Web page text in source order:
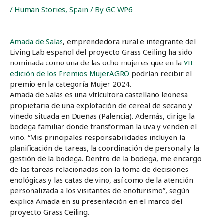
/ Human Stories, Spain / By GC WP6
Amada de Salas, emprendedora rural e integrante del
Living Lab español del proyecto Grass Ceiling ha sido
nominada como una de las ocho mujeres que en la VII
edición de los Premios MujerAGRO podrían recibir el
premio en la categoría Mujer 2024.
Amada de Salas es una viticultora castellano leonesa
propietaria de una explotación de cereal de secano y
viñedo situada en Dueñas (Palencia). Además, dirige la
bodega familiar donde transforman la uva y venden el
vino. “Mis principales responsabilidades incluyen la
planificación de tareas, la coordinación de personal y la
gestión de la bodega. Dentro de la bodega, me encargo
de las tareas relacionadas con la toma de decisiones
enológicas y las catas de vino, así como de la atención
personalizada a los visitantes de enoturismo”, según
explica Amada en su presentación en el marco del
proyecto Grass Ceiling.